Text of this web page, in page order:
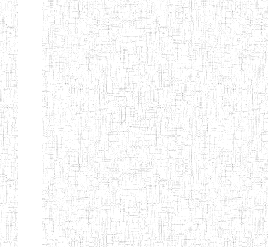
Début Préc. 4 5 6 7 8
9
13
Suivant Fin
Etablissements
d'enseignement
secondaire
technique